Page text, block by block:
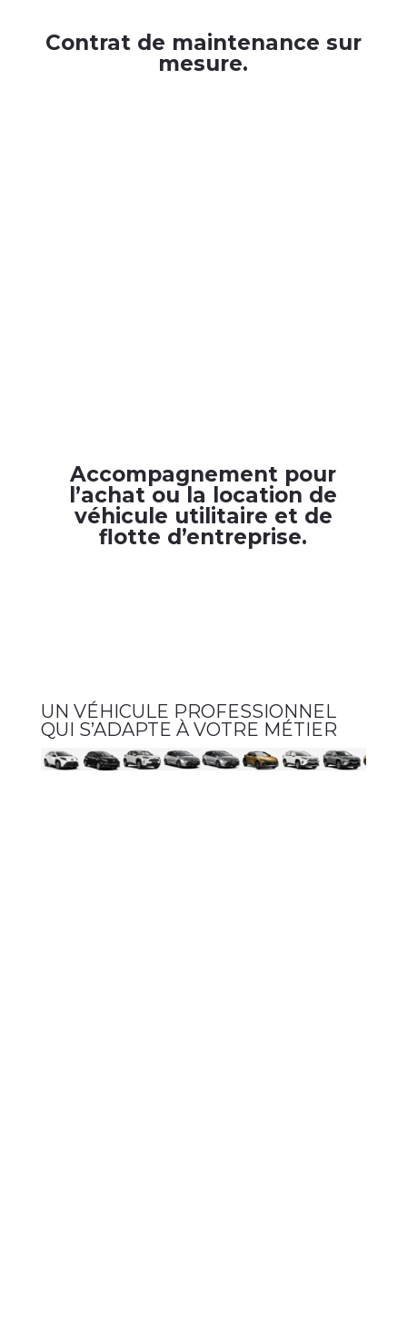
Contrat de maintenance sur
mesure.
Accompagnement pour
l’achat ou la location de
véhicule utilitaire et de
flotte d’entreprise.
UN VÉHICULE PROFESSIONNEL
QUI S’ADAPTE À VOTRE MÉTIER